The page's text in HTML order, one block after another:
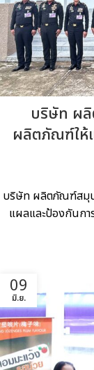
บริษัท ผ
ผลิตภัณฑ์ให้
บริษัท ผลิตภัณฑ์สมุน
แผลและป้องกันกา
09
มิ.ย.